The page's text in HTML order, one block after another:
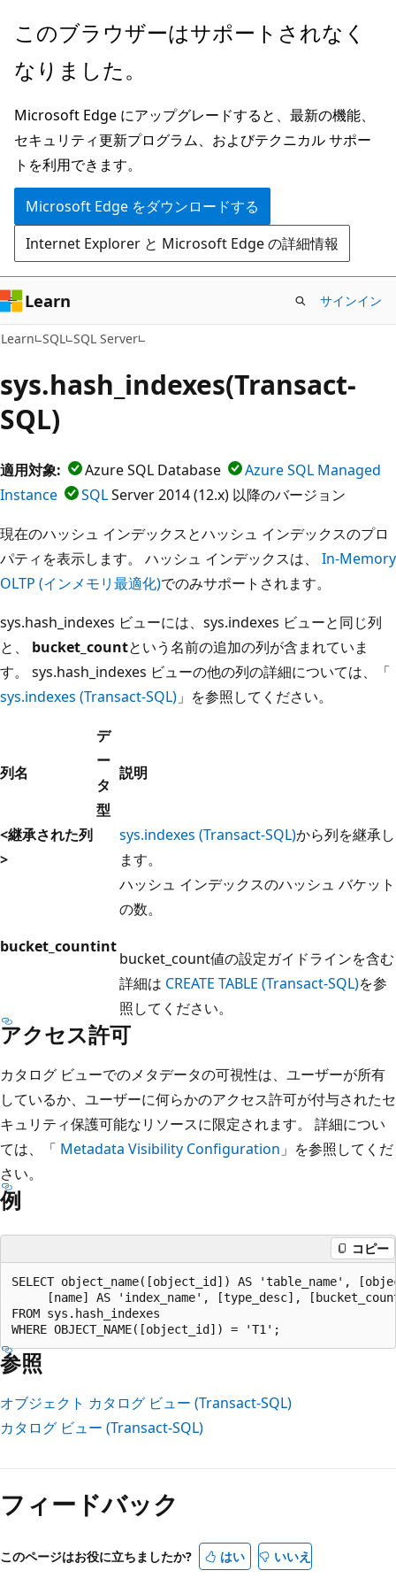
メ
ン
ン
テ
ン
ツ
に
ス
キ
ッ
プ
このブラウザーはサポートされなく
なりました。
Microsoft Edge にアップグレードすると、最新の機能、
セキュリティ更新プログラム、およびテクニカル サポー
トを利用できます。
Microsoft Edge をダウンロードする
Internet Explorer と Microsoft Edge の詳細情報
Learn サインイン
Learn SQL SQL Server
sys.hash_indexes(Transact-
SQL)
適用対象: Azure SQL Database
Azure SQL Managed
Instance
SQLServer 2014 (12.x) 以降のバージョン
現在のハッシュ インデックスとハッシュ インデックスのプロ
パティを表示します。 ハッシュ インデックスは、 In-Memory
OLTP (インメモリ最適化)でのみサポートされます。
sys.hash_indexes ビューには、sys.indexes ビューと同じ列
と、 bucket_countという名前の追加の列が含まれていま
す。 sys.hash_indexes ビューの他の列の詳細については、「
sys.indexes (Transact-SQL) 」を参照してください。
列名
デ
ー
タ
型
説明
<継承された列
>
sys.indexes (Transact-SQL)から列を継承し
ます。
bucket_countint
ハッシュ インデックスのハッシュ バケット
の数。
bucket_count値の設定ガイドラインを含む
詳細は CREATE TABLE (Transact-SQL)を参
照してください。
アクセス許可
カタログ ビューでのメタデータの可視性は、ユーザーが所有
しているか、ユーザーに何らかのアクセス許可が付与されたセ
キュリティ保護可能なリソースに限定されます。 詳細につい
ては、「 Metadata Visibility Configuration 」を参照してくだ
さい。
例
コピー
SELECT object_name([object_id]) AS 'table_name',
[name] AS 'index_name', [type_desc],
FROM sys.hash_indexes
参照
オブジェクト カタログ ビュー (Transact-SQL)
カタログ ビュー (Transact-SQL)
み
取
モ
フィードバック
このページはお役に立ちましたか? はい いいえ